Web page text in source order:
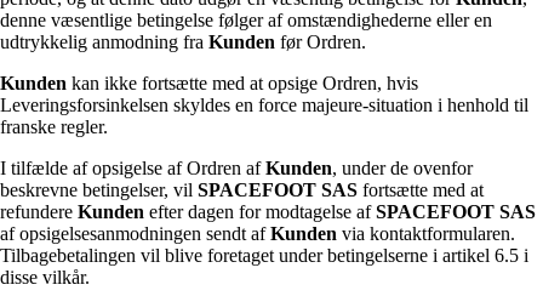
denne væsentlige betingelse følger af omstændighederne eller en
udtrykkelig anmodning fra Kunden før Ordren.
Kunden kan ikke fortsætte med at opsige Ordren, hvis
Leveringsforsinkelsen skyldes en force majeure-situation i henhold til
franske regler.
I tilfælde af opsigelse af Ordren afKunden, under de ovenfor
beskrevne betingelser, vil SPACEFOOT SAS fortsætte med at
refundere Kunden efter dagen for modtagelse afSPACEFOOT SAS
af opsigelsesanmodningen sendt afKunden via kontaktformularen.
Tilbagebetalingen vil blive foretaget under betingelserne i artikel 6.5 i
disse vilkår.